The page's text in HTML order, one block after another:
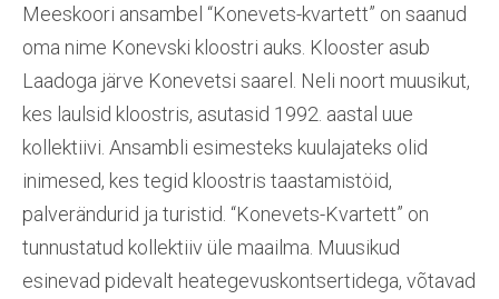
Meeskoori ansambel “Konevets-kvartett” on saanud
oma nime Konevski kloostri auks. Klooster asub
Laadoga järve Konevetsi saarel. Neli noort muusikut,
kes laulsid kloostris, asutasid 1992. aastal uue
kollektiivi. Ansambli esimesteks kuulajateks olid
inimesed, kes tegid kloostris taastamistöid,
palverändurid ja turistid. “Konevets-Kvartett” on
tunnustatud kollektiiv üle maailma. Muusikud
esinevad pidevalt heategevuskontsertidega, võtavad